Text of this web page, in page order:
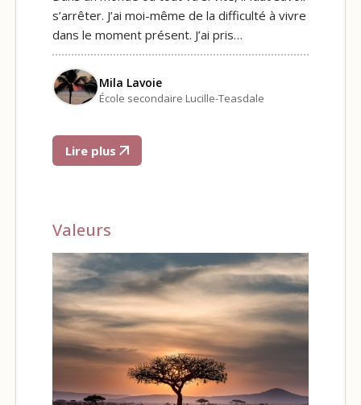
s’arrêter. J’ai moi-même de la difficulté à vivre
dans le moment présent. J’ai pris…
Mila Lavoie
École secondaire Lucille-Teasdale
Lire plus
Valeurs